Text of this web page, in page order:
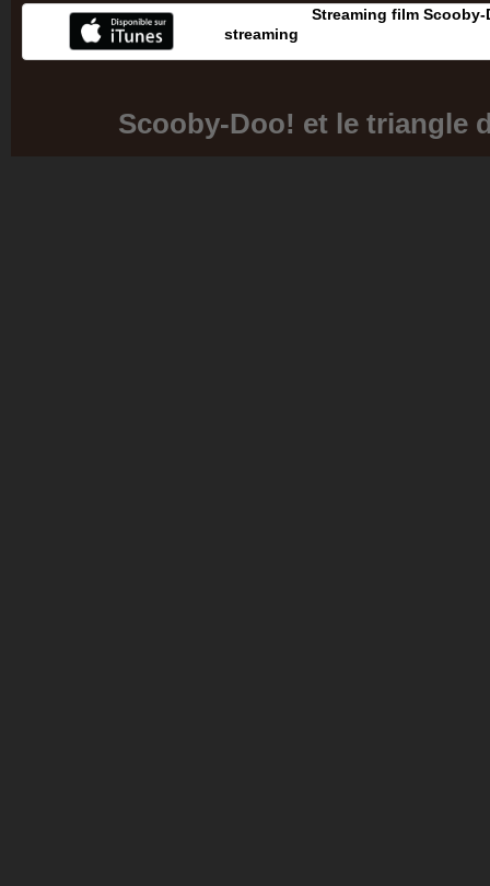
Streaming film
streaming
Scooby-Doo! et le triangle